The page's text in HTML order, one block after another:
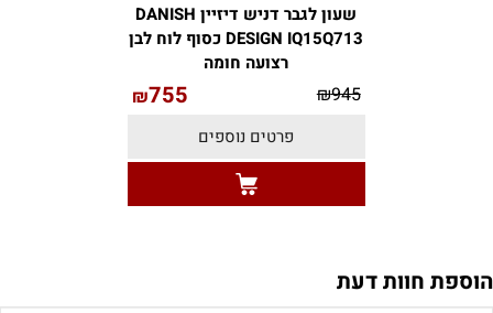
שעון לגבר דניש דיזיין DANISH
DESIGN IQ15Q713 כסוף לוח לבן
רצועה חומה
₪945
₪755
פרטים נוספים
הוספת חוות דעת